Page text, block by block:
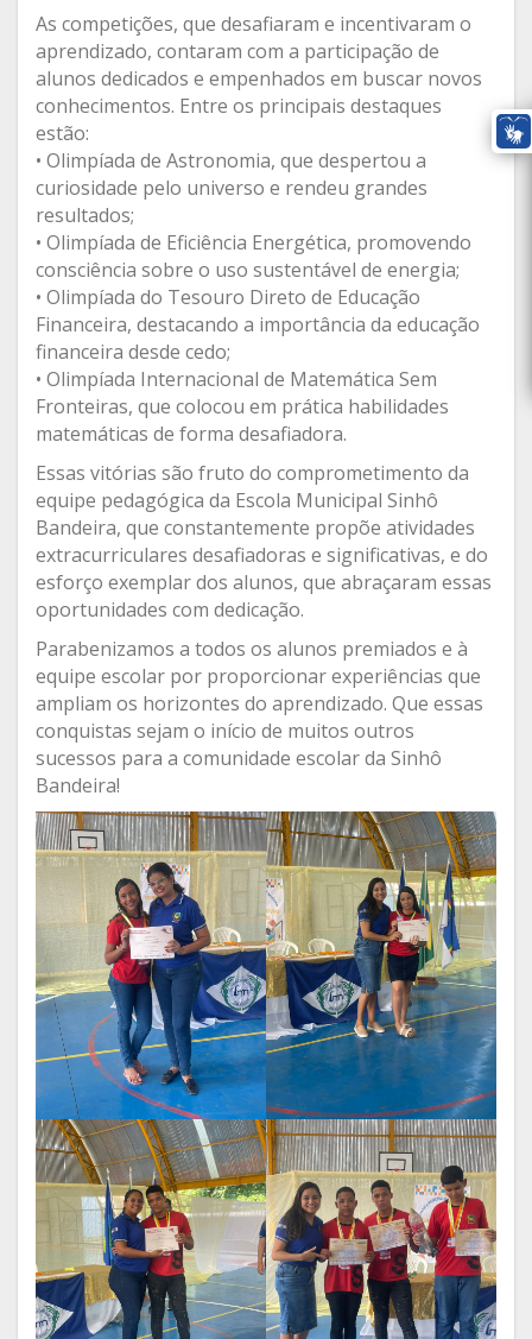
As competições, que desafiaram e incentivaram o
aprendizado, contaram com a participação de
alunos dedicados e empenhados em buscar novos
conhecimentos. Entre os principais destaques
estão:
• Olimpíada de Astronomia, que despertou a
curiosidade pelo universo e rendeu grandes
resultados;
• Olimpíada de Eficiência Energética, promovendo
consciência sobre o uso sustentável de energia;
• Olimpíada do Tesouro Direto de Educação
Financeira, destacando a importância da educação
financeira desde cedo;
• Olimpíada Internacional de Matemática Sem
Fronteiras, que colocou em prática habilidades
matemáticas de forma desafiadora.
Essas vitórias são fruto do comprometimento da
equipe pedagógica da Escola Municipal Sinhô
Bandeira, que constantemente propõe atividades
extracurriculares desafiadoras e significativas, e do
esforço exemplar dos alunos, que abraçaram essas
oportunidades com dedicação.
Parabenizamos a todos os alunos premiados e à
equipe escolar por proporcionar experiências que
ampliam os horizontes do aprendizado. Que essas
conquistas sejam o início de muitos outros
sucessos para a comunidade escolar da Sinhô
Bandeira!